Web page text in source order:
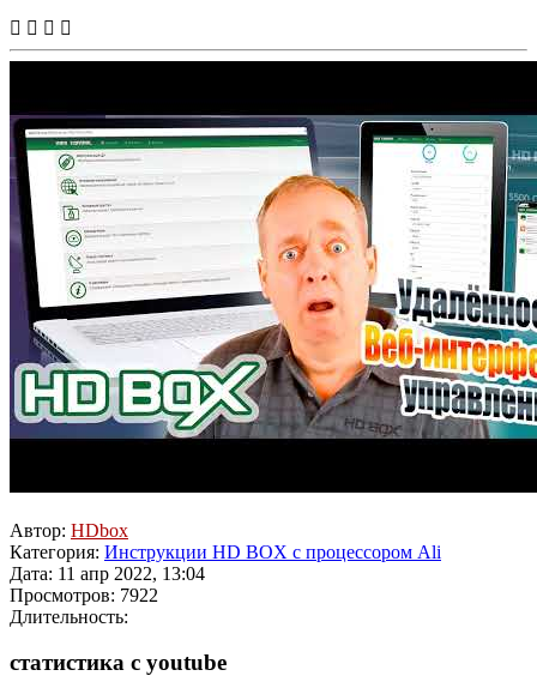
Автор: HDbox
Категория: Инструкции HD BOX с процессором Ali
Дата: 11 апр 2022, 13:04
Просмотров: 7922
Длительность:
статистика с youtube